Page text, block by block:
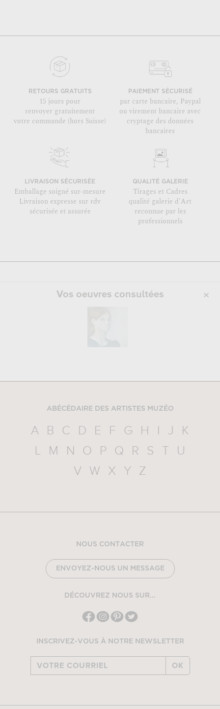
RETOURS GRATUITS
15 jours pour
renvoyer gratuitement
votre commande (hors Suisse)
PAIEMENT SÉCURISÉ
par carte bancaire, Paypal
ou virement bancaire avec
cryptage des données
bancaires
LIVRAISON SÉCURISÉE
Emballage soigné sur-mesure
Livraison expresse sur rdv
sécurisée et assurée
QUALITÉ GALERIE
Tirages et Cadres
qualité galerie d'Art
reconnue par les
professionnels
Vos oeuvres consultées
ABÉCÉDAIRE DES ARTISTES MUZÉO
A B C D E F G H I J
K
L
M N O P Q R S T
U
V
W X Y Z
NOUS CONTACTER
ENVOYEZ-NOUS UN MESSAGE
DÉCOUVREZ NOUS SUR...
INSCRIVEZ-VOUS À NOTRE NEWSLETTER
OK